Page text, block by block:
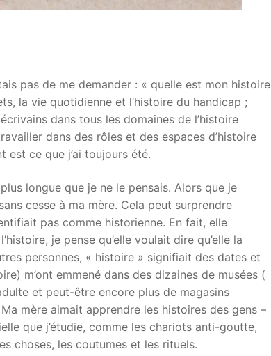
pas de me demander : « quelle est mon histoire
la vie quotidienne et l’histoire du handicap ;
dans tous les domaines de l’histoire
dans des rôles et des espaces d’histoire
est ce que j’ai toujours été.
longue que je ne le pensais. Alors que je
cesse à ma mère. Cela peut surprendre
pas comme historienne. En fait, elle
je pense qu’elle voulait dire qu’elle la
personnes, « histoire » signifiait des dates et
m’ont emmené dans des dizaines de musées (
et peut-être encore plus de magasins
mère aimait apprendre les histoires des gens –
que j’étudie, comme les chariots anti-goutte,
choses, les coutumes et les rituels.